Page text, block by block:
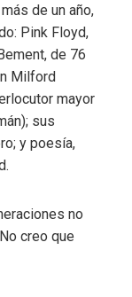
de un año,
Pink Floyd,
de 76
Milford
mayor
sus
y poesía,
no
creo que